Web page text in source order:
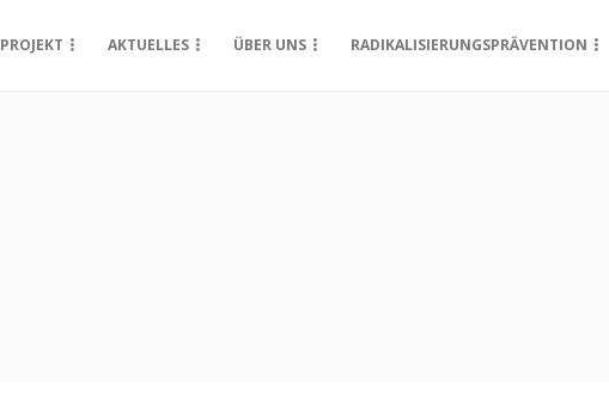
PROJEKT AKTUELLES ÜBER UNS RADIKALISIERUNGSPRÄVENTION